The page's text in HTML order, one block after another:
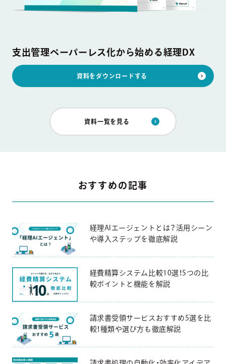
支出管理ペーパーレス化から始める経理DX
資料をダウンロードする
資料一覧を見る
おすすめの記事
経理AIエージェントとは？活用シーン
や導入ステップを徹底解説
経費精算システム比較10選！5つの比
較ポイントと機能を解説
請求書受領サービスおすすめ5選を比
較！種類や選び方も徹底解説